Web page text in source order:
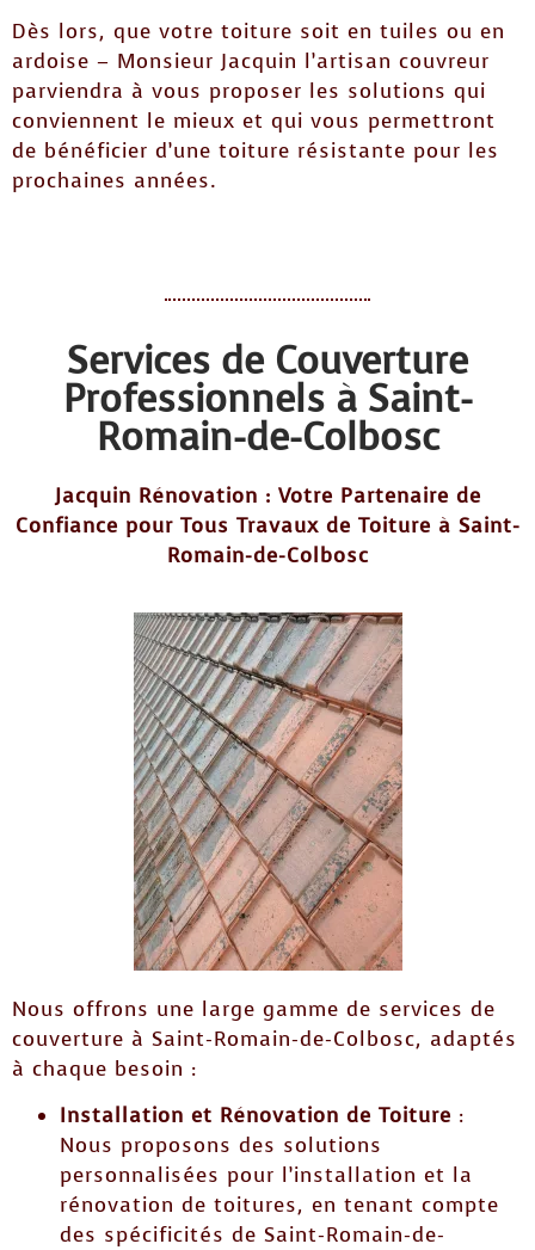
Dès lors, que votre toiture soit en tuiles ou en
ardoise – Monsieur Jacquin l’artisan couvreur
parviendra à vous proposer les solutions qui
conviennent le mieux et qui vous permettront
de bénéficier d’une toiture résistante pour les
prochaines années.
Services de Couverture
Professionnels à Saint-
Romain-de-Colbosc
Jacquin Rénovation : Votre Partenaire de
Confiance pour Tous Travaux de Toiture à Saint-
Romain-de-Colbosc
Nous offrons une large gamme de services de
couverture à Saint-Romain-de-Colbosc, adaptés
à chaque besoin :
Installation et Rénovation de Toiture :
Nous proposons des solutions
personnalisées pour l’installation et la
rénovation de toitures, en tenant compte
des spécificités de Saint-Romain-de-